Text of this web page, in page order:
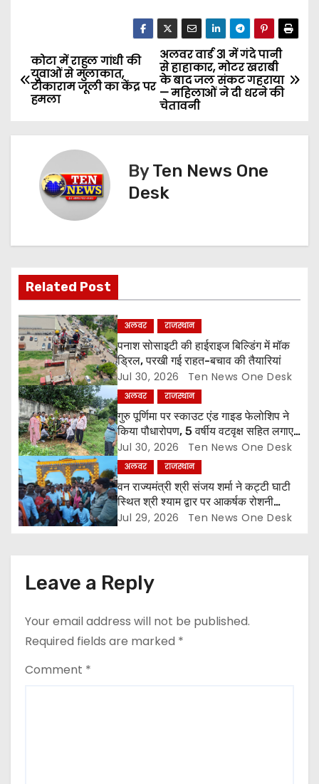
P
o
v
i
g
a
t
i
o
n
अलवर वार्ड 31 में गंदे पानी
से हाहाकार, मोटर खराबी
के बाद जल संकट गहराया
— महिलाओं ने दी धरने की
चेतावनी
कोटा में राहुल गांधी की
युवाओं से मुलाकात,
टीकाराम जूली का केंद्र पर
हमला
ByTen News One
Desk
Related Post
अलवर राजस्थान
पनाश सोसाइटी की हाईराइज बिल्डिंग में मॉक
ड्रिल, परखी गई राहत-बचाव की तैयारियां
Jul 30, 2026 Ten News One Desk
अलवर राजस्थान
गुरु पूर्णिमा पर स्काउट एंड गाइड फेलोशिप ने
किया पौधारोपण, 5 वर्षीय वटवृक्ष सहित लगाए
6 पौधे
Jul 30, 2026 Ten News One Desk
अलवर राजस्थान
वन राज्यमंत्री श्री संजय शर्मा ने कट्टी घाटी
स्थित श्री श्याम द्वार पर आकर्षक रोशनी
व्यवस्था का किया शुभारंभ
Jul 29, 2026 Ten News One Desk
Leave a Reply
Your email address will not be published.
Required fields are marked *
Comment *